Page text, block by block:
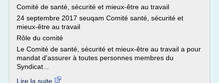
Comité de santé, sécurité et mieux-être au travail
24 septembre 2017 seuqam Comité santé, sécurité et
mieux-être au travail
Rôle du comité
Le Comité de santé, sécurité et mieux-être au travail a pour
mandat d'assurer à toutes personnes membres du
Syndicat...
Lire la suite